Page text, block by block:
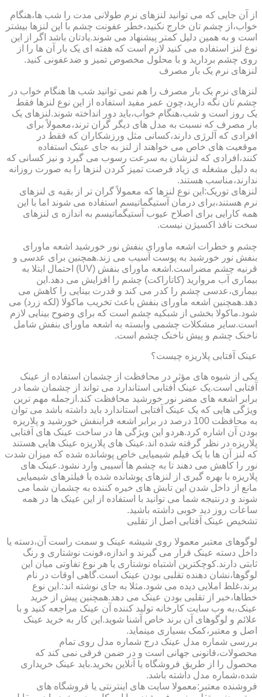
از آن جایی که می توانید لنزهای نرم طولانی مدت را شب ها،هنگام
خواب،از چشم تان خارج نکنید،خطر عفونت چشم با این لنزها بیشتر
است و به همین دلیل کمتر پیشنهاد می شوند.یادتان باشد اگر از این
نوع لنز استفاده می کنید لازم است که هفته ای یک بار آن ها را از
روی چشم بردارید و با محلول مخصوص تمیز و ضدعفونی کنید.
لنزهای نرم یک بار مصرف
لنزهای نرم یک بار مصرف را هم نمی توانید شب ها هنگام خواب در
چشم تان نگه دارید،چون عمر مفید استفاده از این نوع لنزها فقط
یک روز است و شب،هنگام خواب،باید دور انداخته شوند.لنزهای یک
بار مصرف که نسبت به مدل های دیگر گران ترند،معمولاً برای
افرادی که آلرژی دارند،کسانی مثل ورزشکاران که فقط در
موقعیت های خاص می خواهند از لنز به جای عینک استفاده
کنند،افرادی که لنزشان به سرعت رسوب می گیرد و نیز کسانی که
به دلیل مشغله ی زیاد فرصت تمیز کردن لنزها را به صورت روزانه
ندارند،مناسب هستند.
لنزهای توریک:این نوع لنزها که معمولاً گران تر از بقیه ی لنزهای
نرم هستند،برای درمان آستیگماتیسم استفاده می شوند اما با این
همه کارایی برای اصلاح عیوب آستیگماتیسم به اندازه ی لنزهای
سخت نافذ اکسیژن نیست.
چشم و خطرات اشعه ماورای بنفش نور خورشید اشعه ماورای
بنفش نور خورشید به پوست آسیب می زند.همچنین برای عدسی و
قرنیه چشم مضراست.اشعه ماورای بنفش (UV) احتمال ابتلا به
بیماری آب مروارید (کاتاراکت) چشم را افزایش می دهد.این
بیماری،عدسی چشم را کدر می کند و قدرت بینایی را کاهش می
دهد.همچنین اشعه ماورای بنفش باعث تخریب ماکولا (لکه زرد) می
شود.ماکولا بخشی از شبکیه چشم است که برای وضوح بینایی لازم
است.سایر مشکلات چشمی وابسته به اشعه ماورای بنفش شامل
ناخنک چشم و پیش ناخنک چشم است.
عینک آفتابی پلاریزه چیست؟
یکی از شیوه های مؤثر در محافظت از چشمان استفاده از عینک
آفتابی است.یک عینک آفتابی استاندارد می تواند از چشمان شما در
برابر اشعه های مضر نور خورشید محافظت کند.ازجمله مهم ترین
ویژگی هایی که یک عینک آفتابی استاندارد باید داشته باشد می توان
به محافظت 100 درصد در برابر اشعه فرابنفش خورشید و پلاریزه
بودن آن اشاره کرد.هردو این ویژگی ها در ساخت عینک های آفتابی
پلاریزه در نظر گرفته شده اند.عینک های پلاریزه عینک هایی هستند
که لنز آن ها با یک فیلم شیمیایی خاص پوشانده شده که میزان شدت
نور را کاهش می دهند تا به چشم ها آسیبی وارد نشود.عینک های
پلاریزه با بهره گیری از لنزهای پوشانده شده با فیلترهای شیمیایی
مانع از داخل شدن این تابش های خیره کننده به چشمان شما می
شوند و درنتیجه شما می توانید با استفاده از این عینک ها در همه
ساعات روز دید خوبی داشته باشید.
تشخیص عینک آفتابی اصل از تقلبی
لوگوهای معتبر معمولا روی شیشه عینک و سمت راست آن،دسته یا
داخل دسته عینک قرار می گیرند و اندازه،فونت نوشتاری و رنگ
ثابتی دارند.کوچکترین اشتباه نوشتاری یا هر نوع تفاوتی میان این
لوگوها،نشان دهنده تقلبی بودن عینک است.گاهی اوقات در نام
برند،غلط املایی دیده می شود.مثلا به جای نوشته اند:.این نوع
خطاها،خبر از تقلبی بودن عینک می دهد.همچنین پیش از خرید
عینک،به وب سایت کارخانه تولید کننده آن عینک مراجعه کنید و با
علائم و لوگوهای آن برند خاص آشنا شوید.این کار به خرید عینک
اصل و معتبر،کمک بسیاری مینماید.
بررسی شماره مدل عینک درج شماره مدل روی تمام
محصولات،قانونی جهانی است و در ضمن فرقی نمی کند که
محصول را از طریق فروشگاه یا آنلاین بخرید.باید عینک خریداری
شده،شماره مدل داشته باشد.
فروشنده معتبر:معمولا سایت های اینترنتی یا فروشگاه های